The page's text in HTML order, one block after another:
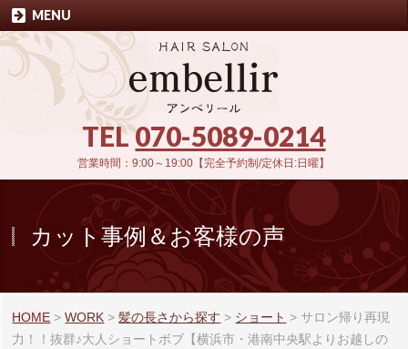
TEL070-5089-0214
営業時間：9:00～19:00【完全予約制/定休日:日曜】
MENU
カット事例＆お客様の声
HOME >WORK >髪の長さから探す > ショート >サロン帰り再現
力！！抜群♪大人ショートボブ【横浜市・港南中央駅よりお越しの